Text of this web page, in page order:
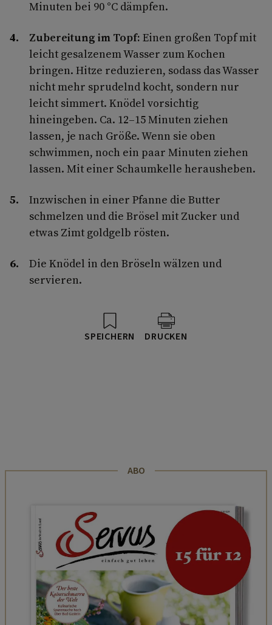
Minuten bei 90 °C dämpfen.
Zubereitung im Topf: Einen großen Topf mit
leicht gesalzenem Wasser zum Kochen
bringen. Hitze reduzieren, sodass das Wasser
nicht mehr sprudelnd kocht, sondern nur
leicht simmert. Knödel vorsichtig
hineingeben. Ca. 12–15 Minuten ziehen
lassen, je nach Größe. Wenn sie oben
schwimmen, noch ein paar Minuten ziehen
lassen. Mit einer Schaumkelle herausheben.
Inzwischen in einer Pfanne die Butter
schmelzen und die Brösel mit Zucker und
etwas Zimt goldgelb rösten.
Die Knödel in den Bröseln wälzen und
servieren.
SPEICHERN DRUCKEN
ABO